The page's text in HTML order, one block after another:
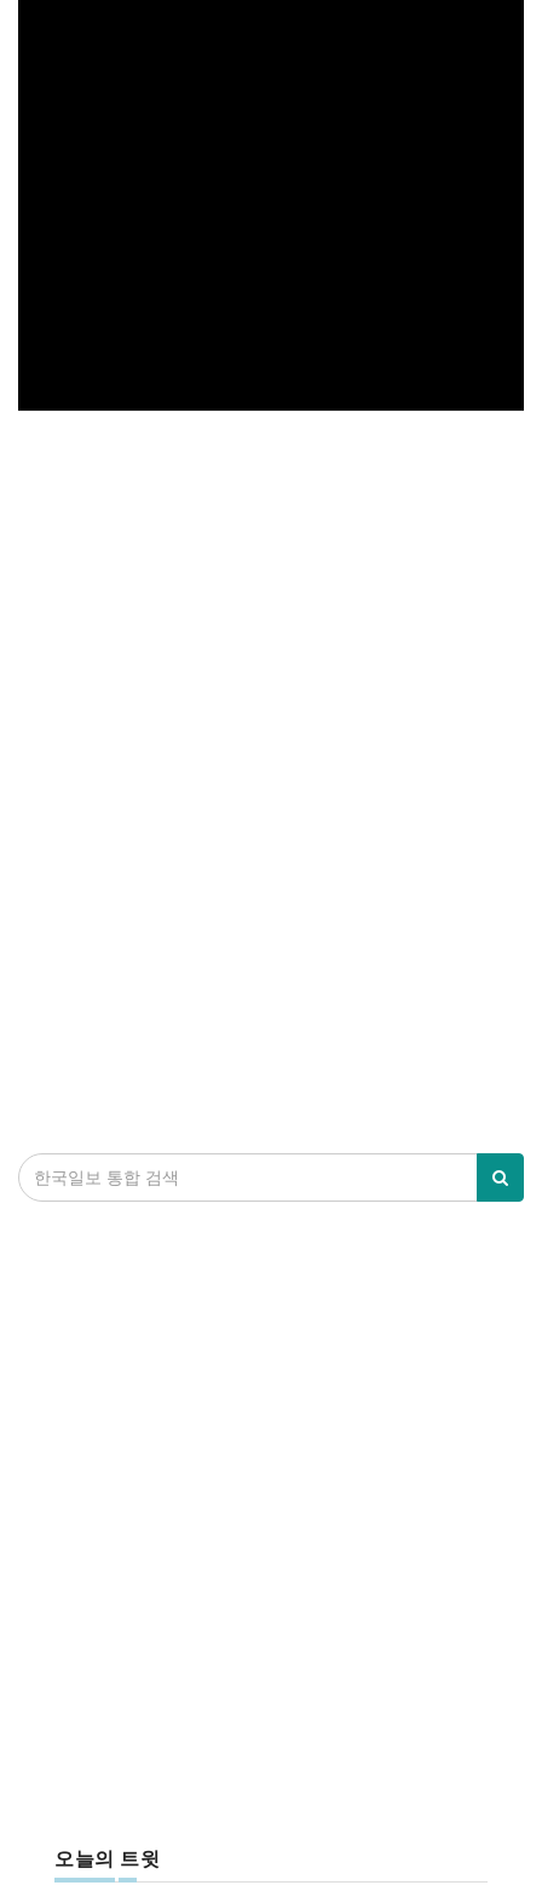
오늘의 트윗